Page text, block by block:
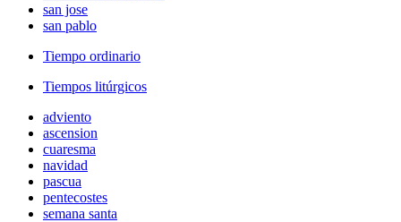
san jose
san pablo
Tiempo ordinario
Tiempos litúrgicos
adviento
ascension
cuaresma
navidad
pascua
pentecostes
semana santa